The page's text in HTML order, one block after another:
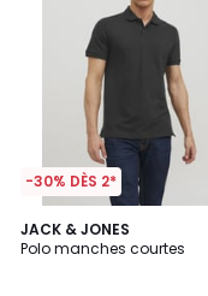
-30% DÈS 2*
JACK & JONES
Polo manches courtes
5
/